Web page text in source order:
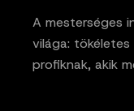
A mesterséges
világa:
profiknak, akik